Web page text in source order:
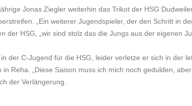
Jonas Ziegler weiterhin das Trikot der HSG
„Ein weiterer Jugendspieler, der den Schritt in
der HSG, „wir sind stolz das die Jungs aus der eigenen
der C-Jugend für die HSG, leider verletze er sich in der
Reha. „Diese Saison muss ich mich noch gedulden,
der Verlängerung.